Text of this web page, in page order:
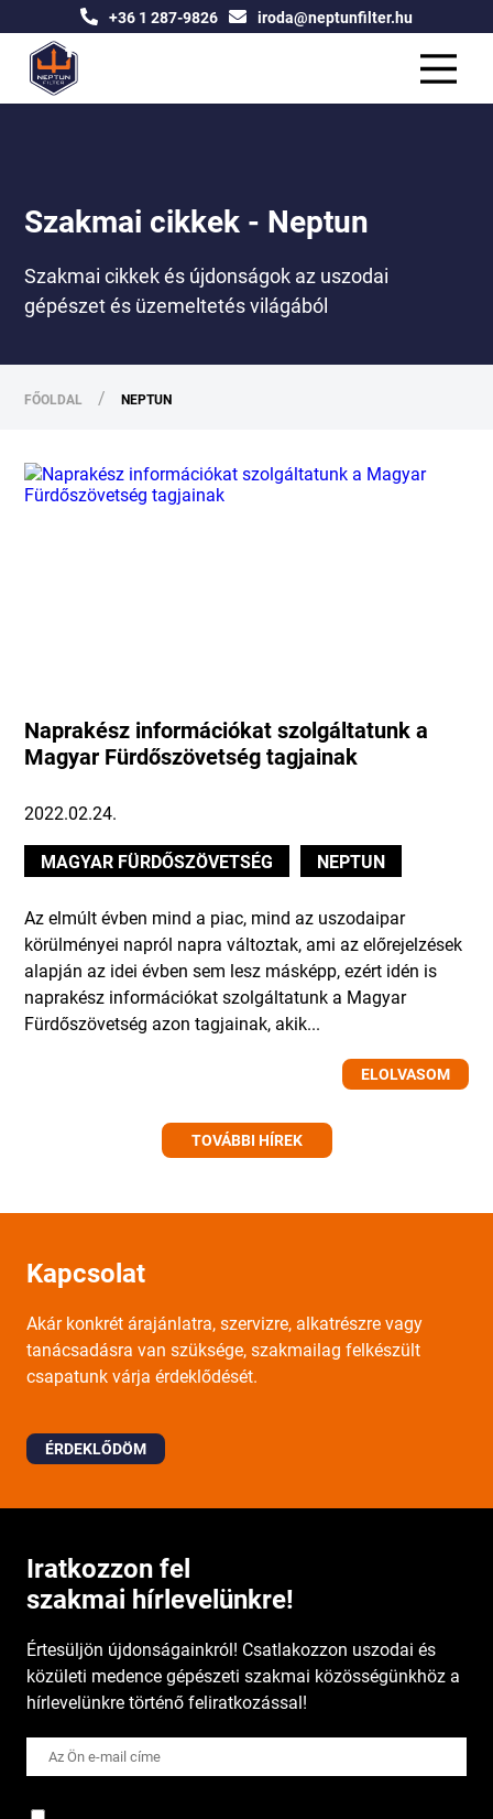
+36 1 287-9826 iroda@neptunfilter.hu
Szakmai cikkek - Neptun
Szakmai cikkek és újdonságok az uszodai
gépészet és üzemeltetés világából
FŐOLDAL / NEPTUN
Naprakész információkat szolgáltatunk a
Magyar Fürdőszövetség tagjainak
2022.02.24.
MAGYAR FÜRDŐSZÖVETSÉG NEPTUN
Az elmúlt évben mind a piac, mind az uszodaipar
körülményei napról napra változtak, ami az előrejelzések
alapján az idei évben sem lesz másképp, ezért idén is
naprakész információkat szolgáltatunk a Magyar
Fürdőszövetség azon tagjainak, akik...
ELOLVASOM
TOVÁBBI HÍREK
Kapcsolat
Akár konkrét árajánlatra, szervizre, alkatrészre vagy
tanácsadásra van szüksége, szakmailag felkészült
csapatunk várja érdeklődését.
ÉRDEKLŐDÖM
Iratkozzon fel
szakmai hírlevelünkre!
Értesüljön újdonságainkról! Csatlakozzon uszodai és
közületi medence gépészeti szakmai közösségünkhöz a
hírlevelünkre történő feliratkozással!